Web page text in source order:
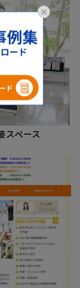
スペース
ド
×